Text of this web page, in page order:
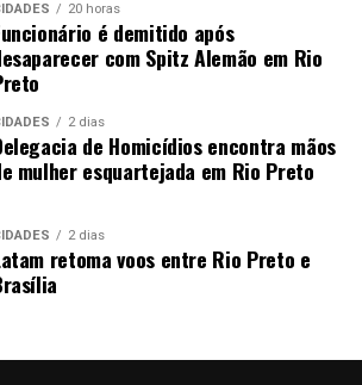
20 horas
é demitido após
com Spitz Alemão em Rio
2 dias
de Homicídios encontra mãos
mulher esquartejada em Rio Preto
2 dias
retoma voos entre Rio Preto e